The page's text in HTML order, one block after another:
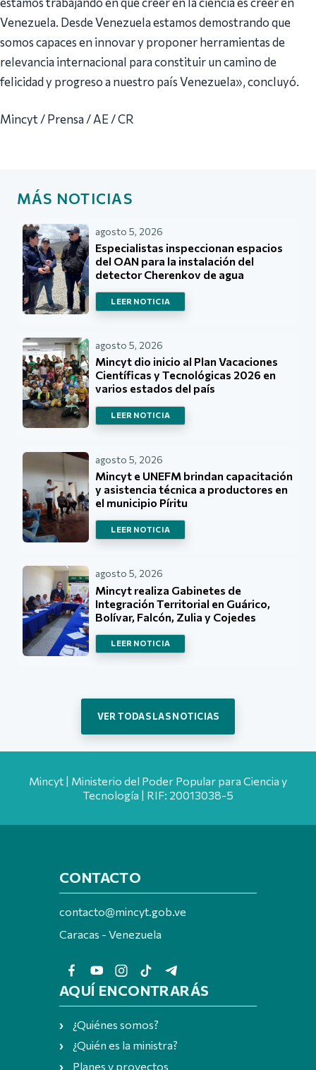
Venezuela. Desde Venezuela estamos demostrando que
somos capaces en innovar y proponer herramientas de
relevancia internacional para constituir un camino de
felicidad y progreso a nuestro país Venezuela», concluyó.
Mincyt / Prensa / AE / CR
MÁS NOTICIAS
agosto 5, 2026
Especialistas inspeccionan espacios
del OAN para la instalación del
detector Cherenkov de agua
LEER NOTICIA
agosto 5, 2026
Mincyt dio inicio al Plan Vacaciones
Científicas y Tecnológicas 2026 en
varios estados del país
LEER NOTICIA
agosto 5, 2026
Mincyt e UNEFM brindan capacitación
y asistencia técnica a productores en
el municipio Píritu
LEER NOTICIA
agosto 5, 2026
Mincyt realiza Gabinetes de
Integración Territorial en Guárico,
Bolívar, Falcón, Zulia y Cojedes
LEER NOTICIA
VER TODAS LAS NOTICIAS
Mincyt | Ministerio del Poder Popular para Ciencia y
Tecnología | RIF: 20013038-5
CONTACTO
contacto@mincyt.gob.ve
Caracas - Venezuela
AQUÍ ENCONTRARÁS
¿Quiénes somos?
¿Quién es la ministra?
Planes y proyectos